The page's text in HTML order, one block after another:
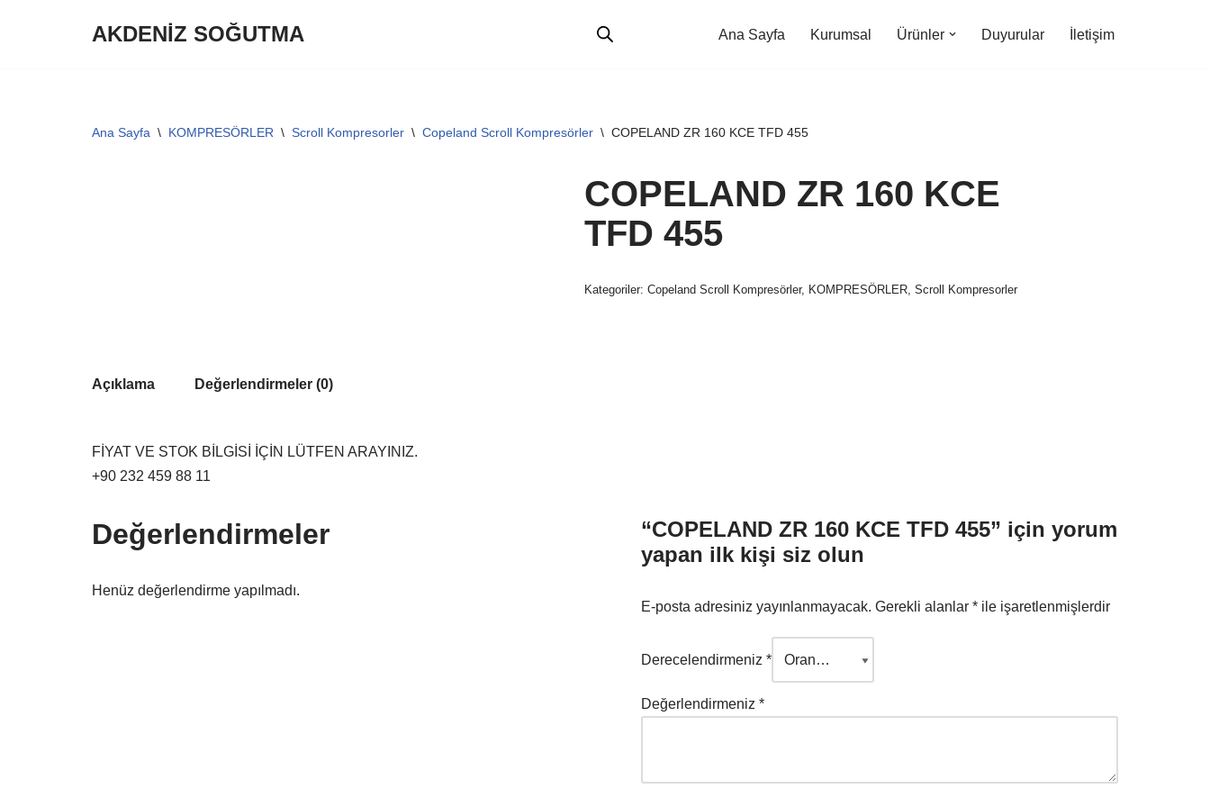
AKDENİZ SOĞUTMA Ana Sayfa Kurumsal Ürünler Duyurular İletişim
Ana Sayfa \ KOMPRESÖRLER \ Scroll Kompresorler \ Copeland Scroll Kompresörler \ COPELAND ZR 160 KCE TFD 455
COPELAND ZR 160 KCE
TFD 455
Kategoriler:Copeland Scroll Kompresörler, KOMPRESÖRLER,Scroll Kompresorler
Açıklama Değerlendirmeler (0)
FİYAT VE STOK BİLGİSİ İÇİN LÜTFEN ARAYINIZ.
+90 232 459 88 11
Değerlendirmeler
Henüz değerlendirme yapılmadı.
“COPELAND ZR 160 KCE TFD 455” için yorum
yapan ilk kişi siz olun
E-posta adresiniz yayınlanmayacak. Gerekli alanlar * ile işaretlenmişlerdir
Derecelendirmeniz *
Değerlendirmeniz *